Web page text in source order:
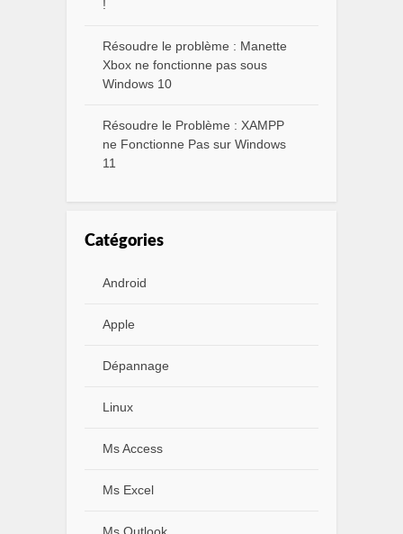
!
Résoudre le problème : Manette
Xbox ne fonctionne pas sous
Windows 10
Résoudre le Problème : XAMPP
ne Fonctionne Pas sur Windows
11
Catégories
Android
Apple
Dépannage
Linux
Ms Access
Ms Excel